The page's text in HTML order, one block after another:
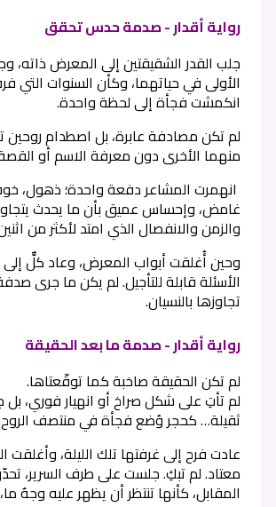
رواية أقدار - صدمة حدس تحقق
جلب القدر الشقيقتين إلى المعرض ذاته،
الأولى في حياتهما، وكأن السنوات التي
انكمشت فجأة إلى لحظة واحدة.
لم تكن مصادفة عابرة، بل اصطدام
منهما الأخرى دون معرفة الاسم أو
انهمرت المشاعر دفعة واحدة؛ ذهول،
غامض، وإحساس عميق بأن ما يحدث
والزمن والانفصال الذي امتد لأكثر من
وحين أُغلقت أبواب المعرض، وعاد كلٌّ إلى
الأسئلة قابلة للتأجيل. لم يكن ما جرى
تجاوزها بالنسيان.
رواية أقدار - صدمة ما بعد الحقيقة
لم تكن الحقيقة صاخبة كما توقّعتاها.
لم تأتِ على شكل صراخ أو انهيار فوري،
ثقيلة… كحجر وُضع فجأة في منتصف
عادت فرح إلى غرفتها تلك الليلة، وأغلقت
معتاد. لم تبكِ. جلست على طرف السرير،
المقابل، كأنها تنتظر أن يظهر عليه وجهٌ